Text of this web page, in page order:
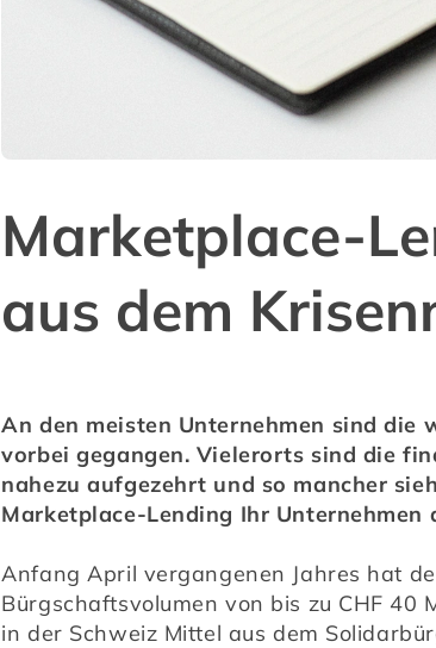
Marketplace-
aus dem
An den meisten Unternehmen sind
vorbei gegangen. Vielerorts sind die
nahezu aufgezehrt und so mancher
Marketplace-Lending Ihr Unternehmen
Anfang April vergangenen Jahres hat
Bürgschaftsvolumen von bis zu CHF 40
in der Schweiz Mittel aus dem